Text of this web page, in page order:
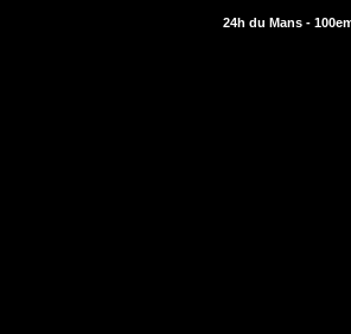
24h du Mans -